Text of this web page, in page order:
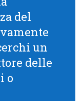
del
un
delle
o